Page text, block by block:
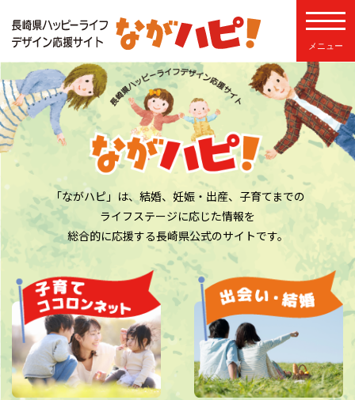
toggle
「ながハピ」は、結婚、妊娠・出産、子育てまでの
ライフステージに応じた情報を
総合的に応援する長崎県公式のサイトです。